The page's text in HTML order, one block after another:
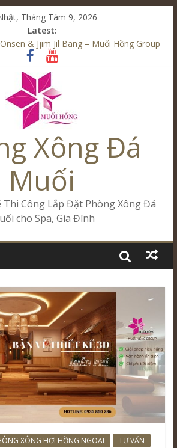
Tháng Tám 9, 2026
Latest:
Lắp Đặt Onsen & Jjim Jil Bang –
& Jjim Jil Bang – Muối Hồng Group
Jil Bang Trong Mô Hình Spa – Muối
& Jjim Jil Bang Đà Nẵng Muối Hồng
Hợp Onsen – Kinh Doanh Chuẩn Sao –
Xông Đá
Muối
Thi Công Lắp Đặt Phòng Xông Đá
cho Spa, Gia Đình
XÔNG HƠI HỒNG NGOẠI TƯ VẤN